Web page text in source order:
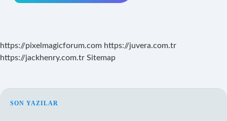
https://pixelmagicforum.com https://juvera.com.tr
https://jackhenry.com.tr Sitemap
SIDEBAR
SON YAZILAR